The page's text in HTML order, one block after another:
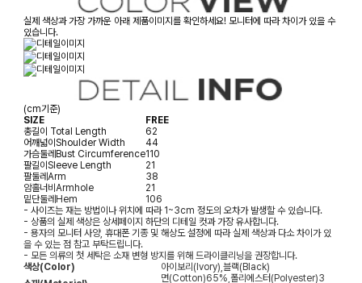
실제 색상과 가장 가까운 아래 제품이미지를 확인하세요! 모니터에 따라 차이가 있을 수
있습니다.
(cm기준)
SIZE
FREE
총길이 Total Length
62
어깨넓이 Shoulder Width
44
가슴둘레 Bust Circumference110
팔길이 Sleeve Length
21
팔둘레 Arm
38
암홀너비 Armhole
21
밑단둘레 Hem
106
- 사이즈는 재는 방법이나 위치에 따라 1~3cm 정도의 오차가 발생할 수 있습니다.
- 상품의 실제 색상은 상세페이지 하단의 디테일 컷과 가장 유사합니다.
- 용자의 모니터 사양, 휴대폰 기종 및 해상도 설정에 따라 실제 색상과 다소 차이가 있
을 수 있는 점 참고 부탁드립니다.
- 모든 의류의 첫 세탁은 소재 변형 방지를 위해 드라이클리닝을 권장합니다.
색상(Color)
아이보리(Ivory),블랙(Black)
면(Cotton)65%,폴리에스터(Polyester)3